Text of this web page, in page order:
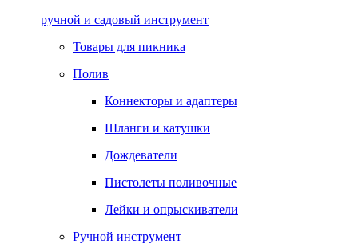
ручной и садовый инструмент
Товары для пикника
Полив
Коннекторы и адаптеры
Шланги и катушки
Дождеватели
Пистолеты поливочные
Лейки и опрыскиватели
Ручной инструмент